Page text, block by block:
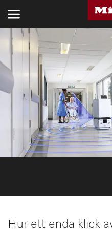
BRANSCHER
KNOWLEDGE HUB
PRODUKTER
SHOP
SERVICE & SUPPORT
Hur ett enda klick